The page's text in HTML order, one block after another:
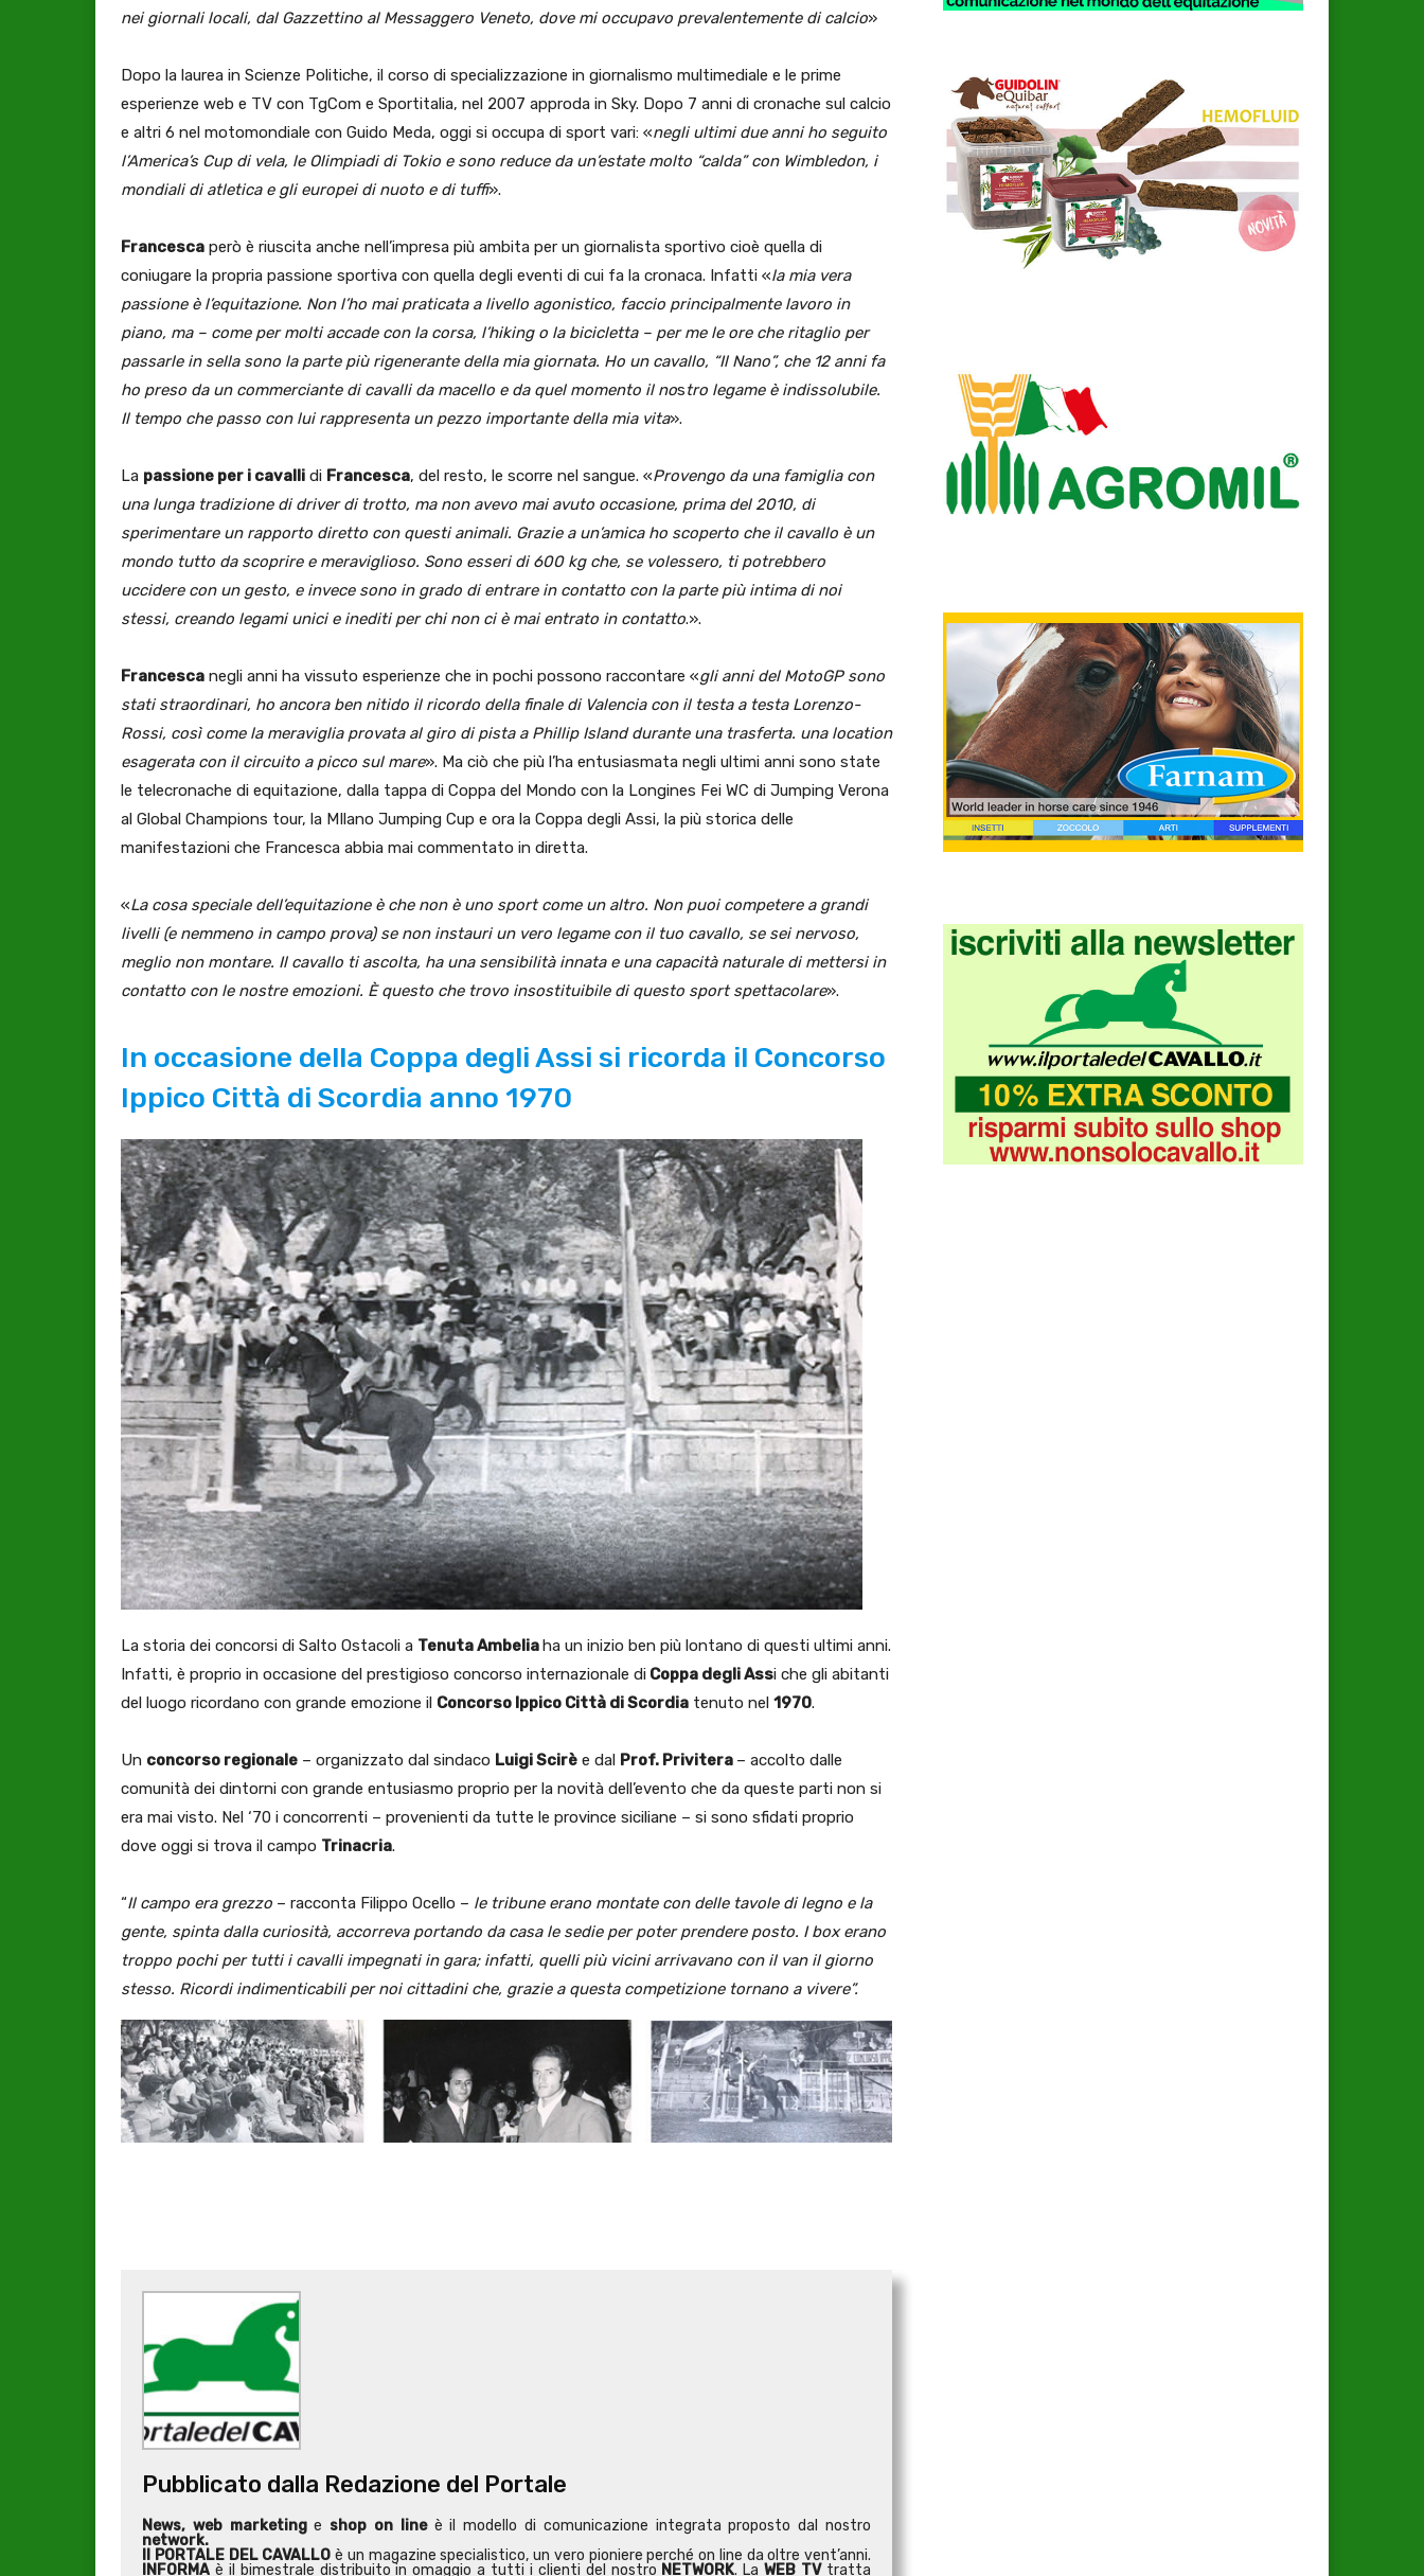
nei giornali locali, dal Gazzettino al Messaggero Veneto, dove mi occupavo prevalentemente di calcio»
Dopo la laurea in Scienze Politiche, il corso di specializzazione in giornalismo multimediale e le prime
esperienze web e TV con TgCom e Sportitalia, nel 2007 approda in Sky. Dopo 7 anni di cronache sul calcio
e altri 6 nel motomondiale con Guido Meda, oggi si occupa di sport vari: «negli ultimi due anni ho seguito
l’America’s Cup di vela, le Olimpiadi di Tokio e sono reduce da un’estate molto “calda” con Wimbledon, i
mondiali di atletica e gli europei di nuoto e di tuffi».
Francesca però è riuscita anche nell’impresa più ambita per un giornalista sportivo cioè quella di
coniugare la propria passione sportiva con quella degli eventi di cui fa la cronaca. Infatti «la mia vera
passione è l’equitazione. Non l’ho mai praticata a livello agonistico, faccio principalmente lavoro in
piano, ma – come per molti accade con la corsa, l’hiking o la bicicletta – per me le ore che ritaglio per
passarle in sella sono la parte più rigenerante della mia giornata. Ho un cavallo, “Il Nano”, che 12 anni fa
ho preso da un commerciante di cavalli da macello e da quel momento il nostro legame è indissolubile.
Il tempo che passo con lui rappresenta un pezzo importante della mia vita».
La passione per i cavalli di Francesca, del resto, le scorre nel sangue. «Provengo da una famiglia con
una lunga tradizione di driver di trotto, ma non avevo mai avuto occasione, prima del 2010, di
sperimentare un rapporto diretto con questi animali. Grazie a un’amica ho scoperto che il cavallo è un
mondo tutto da scoprire e meraviglioso. Sono esseri di 600 kg che, se volessero, ti potrebbero
uccidere con un gesto, e invece sono in grado di entrare in contatto con la parte più intima di noi
stessi, creando legami unici e inediti per chi non ci è mai entrato in contatto.».
Francesca negli anni ha vissuto esperienze che in pochi possono raccontare «gli anni del MotoGP sono
stati straordinari, ho ancora ben nitido il ricordo della finale di Valencia con il testa a testa Lorenzo-
Rossi, così come la meraviglia provata al giro di pista a Phillip Island durante una trasferta. una location
esagerata con il circuito a picco sul mare». Ma ciò che più l’ha entusiasmata negli ultimi anni sono state
le telecronache di equitazione, dalla tappa di Coppa del Mondo con la Longines Fei WC di Jumping Verona
al Global Champions tour, la MIlano Jumping Cup e ora la Coppa degli Assi, la più storica delle
manifestazioni che Francesca abbia mai commentato in diretta.
«La cosa speciale dell’equitazione è che non è uno sport come un altro. Non puoi competere a grandi
livelli (e nemmeno in campo prova) se non instauri un vero legame con il tuo cavallo, se sei nervoso,
meglio non montare. Il cavallo ti ascolta, ha una sensibilità innata e una capacità naturale di mettersi in
contatto con le nostre emozioni. È questo che trovo insostituibile di questo sport spettacolare».
In occasione della Coppa degli Assi si ricorda il Concorso
Ippico Città di Scordia anno 1970
La storia dei concorsi di Salto Ostacoli a Tenuta Ambeliaha un inizio ben più lontano di questi ultimi anni.
Infatti, è proprio in occasione del prestigioso concorso internazionale di Coppa degli Assi che gli abitanti
del luogo ricordano con grande emozione il Concorso Ippico Città di Scordia tenuto nel 1970.
Un concorso regionale – organizzato dal sindaco Luigi Scirè e dal Prof. Privitera – accolto dalle
comunità dei dintorni con grande entusiasmo proprio per la novità dell’evento che da queste parti non si
era mai visto. Nel ‘70 i concorrenti – provenienti da tutte le province siciliane – si sono sfidati proprio
dove oggi si trova il campo Trinacria.
“Il campo era grezzo – racconta Filippo Ocello – le tribune erano montate con delle tavole di legno e la
gente, spinta dalla curiosità, accorreva portando da casa le sedie per poter prendere posto. I box erano
troppo pochi per tutti i cavalli impegnati in gara; infatti, quelli più vicini arrivavano con il van il giorno
stesso. Ricordi indimenticabili per noi cittadini che, grazie a questa competizione tornano a vivere”.
Pubblicato dalla Redazione del Portale
News, web marketinge shop on line è il modello di comunicazione integrata proposto dal nostro
network.
Il PORTALE DEL CAVALLO è un magazine specialistico, un vero pioniere perché on line da oltre vent’anni.
INFORMA è il bimestrale distribuito in omaggio a tutti i clienti del nostro NETWORK. LaWEB TV tratta